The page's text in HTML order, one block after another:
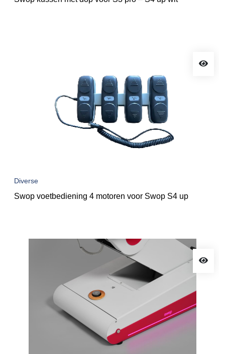
Diverse
Swop voetbediening 4 motoren voor Swop S4 up